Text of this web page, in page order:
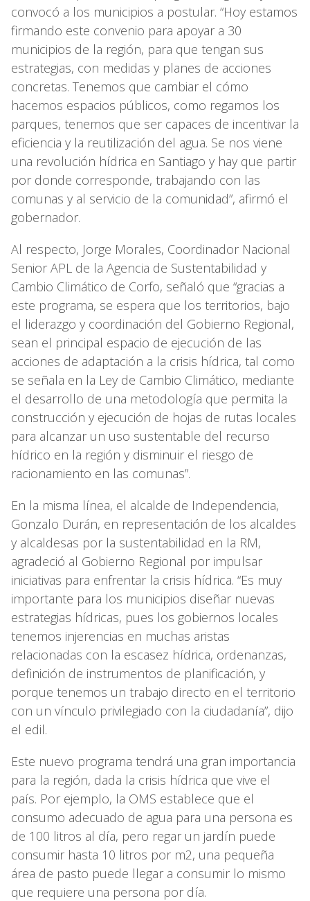
convocó a los municipios a postular. “Hoy estamos
firmando este convenio para apoyar a 30
municipios de la región, para que tengan sus
estrategias, con medidas y planes de acciones
concretas. Tenemos que cambiar el cómo
hacemos espacios públicos, como regamos los
parques, tenemos que ser capaces de incentivar la
eficiencia y la reutilización del agua. Se nos viene
una revolución hídrica en Santiago y hay que partir
por donde corresponde, trabajando con las
comunas y al servicio de la comunidad”, afirmó el
gobernador.
Al respecto, Jorge Morales, Coordinador Nacional
Senior APL de la Agencia de Sustentabilidad y
Cambio Climático de Corfo, señaló que “gracias a
este programa, se espera que los territorios, bajo
el liderazgo y coordinación del Gobierno Regional,
sean el principal espacio de ejecución de las
acciones de adaptación a la crisis hídrica, tal como
se señala en la Ley de Cambio Climático, mediante
el desarrollo de una metodología que permita la
construcción y ejecución de hojas de rutas locales
para alcanzar un uso sustentable del recurso
hídrico en la región y disminuir el riesgo de
racionamiento en las comunas”.
En la misma línea, el alcalde de Independencia,
Gonzalo Durán, en representación de los alcaldes
y alcaldesas por la sustentabilidad en la RM,
agradeció al Gobierno Regional por impulsar
iniciativas para enfrentar la crisis hídrica. “Es muy
importante para los municipios diseñar nuevas
estrategias hídricas, pues los gobiernos locales
tenemos injerencias en muchas aristas
relacionadas con la escasez hídrica, ordenanzas,
definición de instrumentos de planificación, y
porque tenemos un trabajo directo en el territorio
con un vínculo privilegiado con la ciudadanía”, dijo
el edil.
Este nuevo programa tendrá una gran importancia
para la región, dada la crisis hídrica que vive el
país. Por ejemplo, la OMS establece que el
consumo adecuado de agua para una persona es
de 100 litros al día, pero regar un jardín puede
consumir hasta 10 litros por m2, una pequeña
área de pasto puede llegar a consumir lo mismo
que requiere una persona por día.